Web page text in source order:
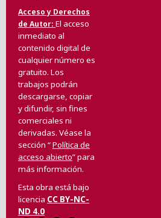
Acceso y Derechos
de Autor El acceso
inmediato al
contenido digital de
cualquier número es
gratuito. Los
trabajos podrán
descargarse, copiar
y difundir, sin fines
comerciales ni
derivadas. Véase la
sección “Política de
acceso abierto” para
más información.
Esta obra está bajo
licencia CC BY-NC-
ND 4.0